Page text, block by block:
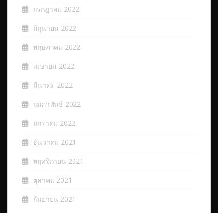
กรกฎาคม 2022
มิถุนายน 2022
พฤษภาคม 2022
เมษายน 2022
มีนาคม 2022
กุมภาพันธ์ 2022
มกราคม 2022
ธันวาคม 2021
พฤศจิกายน 2021
ตุลาคม 2021
กันยายน 2021